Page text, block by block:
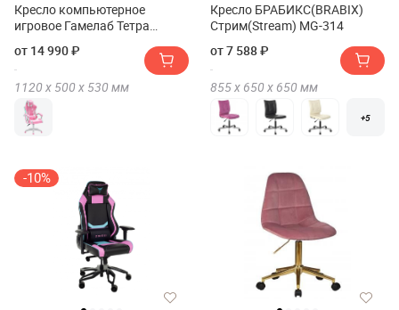
Кресло компьютерное
игровое Гамелаб Тетра
игровое GAMELAB TETRA
RGB)
от 14 990 ₽
1120 х 500 х 530 мм
Кресло БРАБИКС(BRABIX)
Стрим(Stream) MG-314
от 7 588 ₽
855 х 650 х 650 мм
+5
-10%